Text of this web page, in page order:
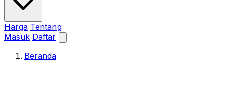
Harga Tentang
Masuk Daftar
Beranda